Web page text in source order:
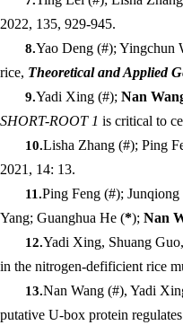
2022, 135, 929-945.
8.Yao Deng (#); Yingchun
rice, Theoretical and Applied
9.Yadi Xing (#); Nan
SHORT-ROOT 1 is critical to
10.Lisha Zhang (#); Ping
2021, 14: 13.
11.Ping Feng (#);
Yang; Guanghua He (*); Nan
12.Yadi Xing, Shuang
in the nitrogen-defificient rice
13.Nan Wang (#), Yadi
putative U-box protein